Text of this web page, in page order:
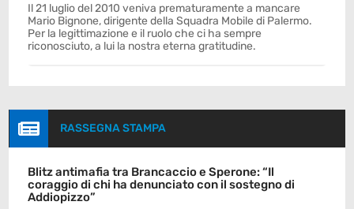
Il 21 luglio del 2010 veniva prematuramente a mancare
Mario Bignone, dirigente della Squadra Mobile di Palermo.
Per la legittimazione e il ruolo che ci ha sempre
riconosciuto, a lui la nostra eterna gratitudine.
 RASSEGNA STAMPA
Blitz antimafia tra Brancaccio e Sperone: “Il
coraggio di chi ha denunciato con il sostegno di
Addiopizzo”